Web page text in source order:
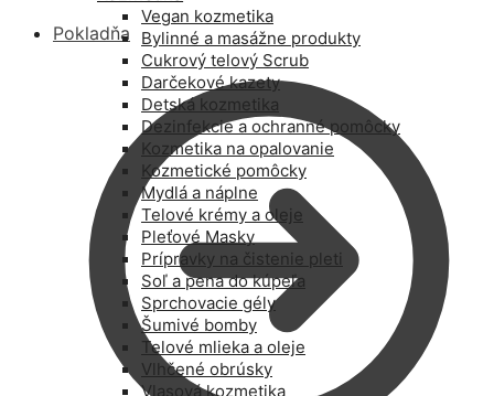
Pokladňa
Vegan kozmetika
Bylinné a masážne produkty
Cukrový telový Scrub
Darčekové kazety
Detská kozmetika
Dezinfekcie a ochranné pomôcky
Kozmetika na opalovanie
Kozmetické pomôcky
Mydlá a náplne
Telové krémy a oleje
Pleťové Masky
Prípravky na čistenie pleti
Soľ a pena do kúpeľa
Sprchovacie gély
Šumivé bomby
Telové mlieka a oleje
Vlhčené obrúsky
Vlasová kozmetika